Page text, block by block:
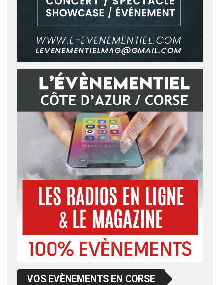
VOS EVÈNEMENTS EN CORSE